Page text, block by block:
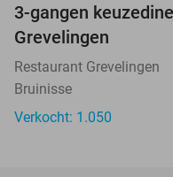
3-gangen
Grevelingen
Restaurant Grevelingen
Bruinisse
Verkocht: 1.050